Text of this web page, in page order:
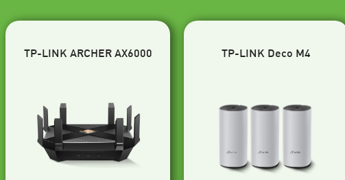
TP-LINK ARCHER AX6000 TP-LINK Deco M4